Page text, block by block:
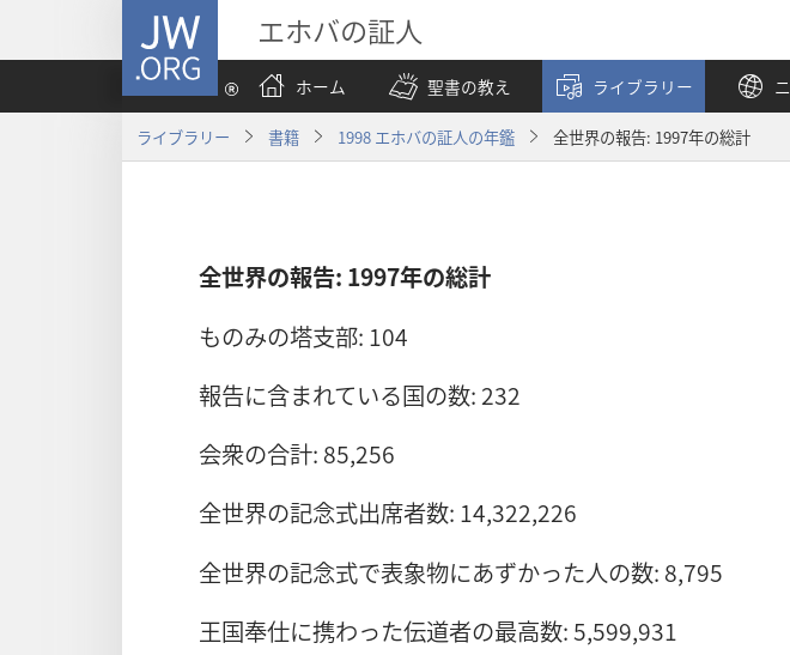
JW.ORG エホバの証人
ホーム
聖書の教え ライブラリー
ライブラリー 書籍 1998 エホバの証人の年鑑 全世界の報告: 1997年の総計
全世界の報告: 1997年の総計
ものみの塔支部: 104
報告に含まれている国の数: 232
会衆の合計: 85,256
全世界の記念式出席者数: 14,322,226
全世界の記念式で表象物にあずかった人の数: 8,795
王国奉仕に携わった伝道者の最高数: 5,599,931